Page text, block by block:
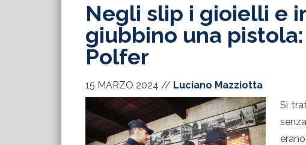
Negli slip i gioielli e
giubbino una
Polfer
15 MARZO 2024 // Luciano Mazziotta
Si